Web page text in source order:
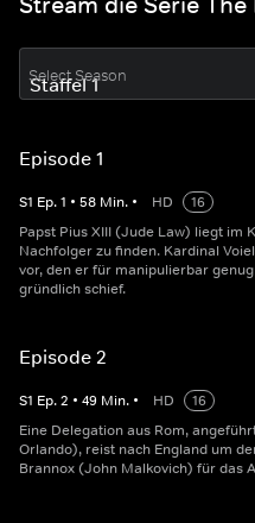
Select Season
Episode 1
S1 Ep.1 • 58 Min. • HD
16
Papst Pius XIII (Jude Law) liegt im
Nachfolger zu finden. Kardinal
vor, den er für manipulierbar
gründlich schief.
Episode 2
S1 Ep.2 • 49 Min. • HD
16
Eine Delegation aus Rom,
Orlando), reist nach England um
Brannox (John Malkovich) für das